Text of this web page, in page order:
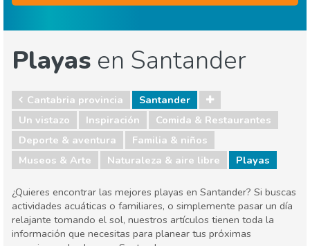
Playas en Santander
Cantabria provincia
Santander
Un vistazo
Inspiración
Comida & Restaurantes
Deporte & aventura
Familia & niños
Museos & Arte
Naturaleza & aire libre Playas
¿Quieres encontrar las mejores playas en Santander? Si buscas
actividades acuáticas o familiares, o simplemente pasar un día
relajante tomando el sol, nuestros artículos tienen toda la
información que necesitas para planear tus próximas